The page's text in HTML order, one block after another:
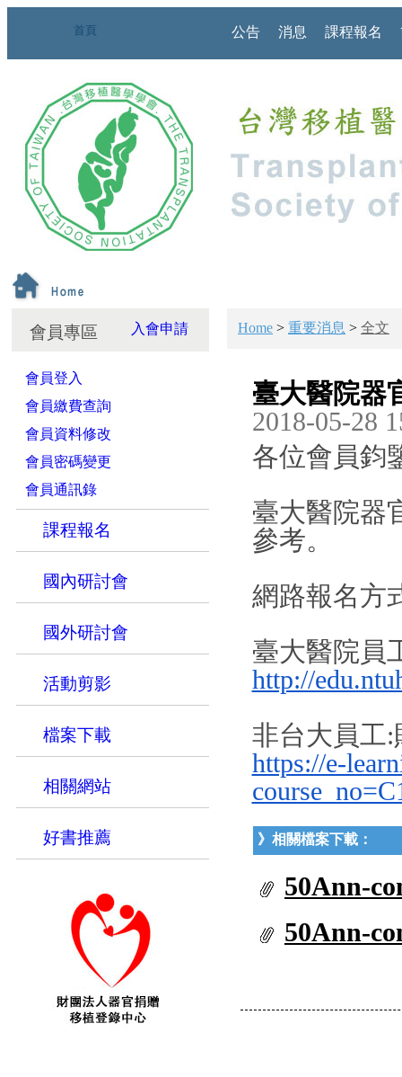
首頁 公告 消息 課程報名
會員專區 入會申請
會員登入
會員繳費查詢
會員資料修改
會員密碼變更
會員通訊錄
課程報名
國內研討會
國外研討會
活動剪影
檔案下載
相關網站
好書推薦
Home > 重要消息 > 全文
臺大醫院器
2018-05-28
各位會員鈞
臺大醫院器
參考。
網路報名方
臺大醫院員
http://
非台大員工
https://e-
》相關檔案下載：
50Ann-
50Ann-